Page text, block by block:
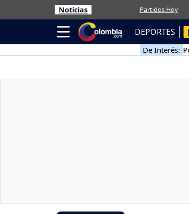
Noticias Partidos Hoy
DEPORTES
De Interés: